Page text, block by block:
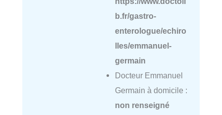
b.fr/gastro-
enterologue/echiro
lles/emmanuel-
germain
Docteur Emmanuel
Germain à domicile :
non renseigné